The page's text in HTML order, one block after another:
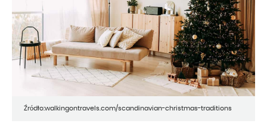
Źródło:walkingontravels.com/scandinavian-christmas-traditions